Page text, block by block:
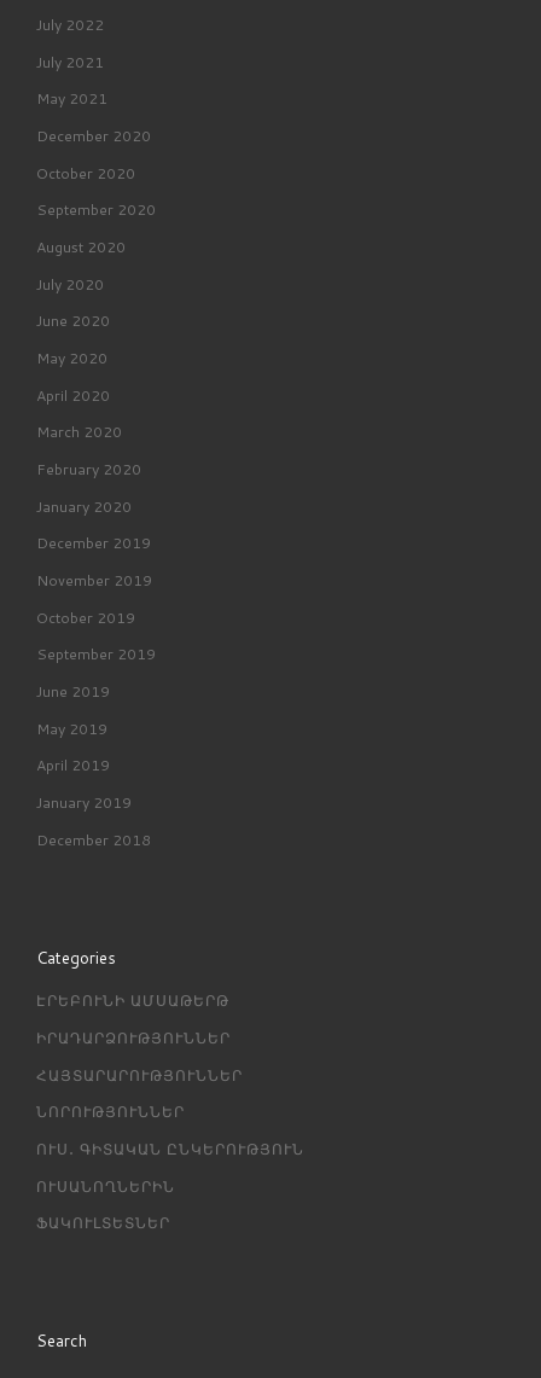
July 2022
July 2021
May 2021
December 2020
October 2020
September 2020
August 2020
July 2020
June 2020
May 2020
April 2020
March 2020
February 2020
January 2020
December 2019
November 2019
October 2019
September 2019
June 2019
May 2019
April 2019
January 2019
December 2018
Categories
ԷՐԵԲՈՒՆԻ ԱՄՍԱԹԵՐԹ
ԻՐԱԴԱՐՁՈՒԹՅՈՒՆՆԵՐ
ՀԱՅՏԱՐԱՐՈՒԹՅՈՒՆՆԵՐ
ՆՈՐՈՒԹՅՈՒՆՆԵՐ
ՈՒՍ․ ԳԻՏԱԿԱՆ ԸՆԿԵՐՈՒԹՅՈՒՆ
ՈՒՍԱՆՈՂՆԵՐԻՆ
ՖԱԿՈՒԼՏԵՏՆԵՐ
Search